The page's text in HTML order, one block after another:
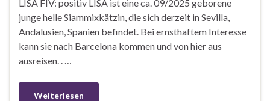
LISA FIV: positiv LISA ist eine ca. 09/2025 geborene
junge helle Siammixkätzin, die sich derzeit in Sevilla,
Andalusien, Spanien befindet. Bei ernsthaftem Interesse
kann sie nach Barcelona kommen und von hier aus
ausreisen. . …
Weiterlesen